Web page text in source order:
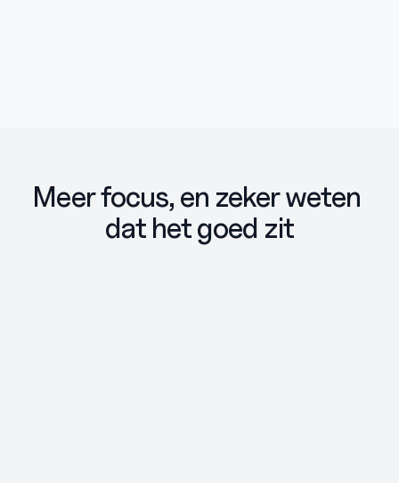
Meer focus, en zeker weten
dat het goed zit